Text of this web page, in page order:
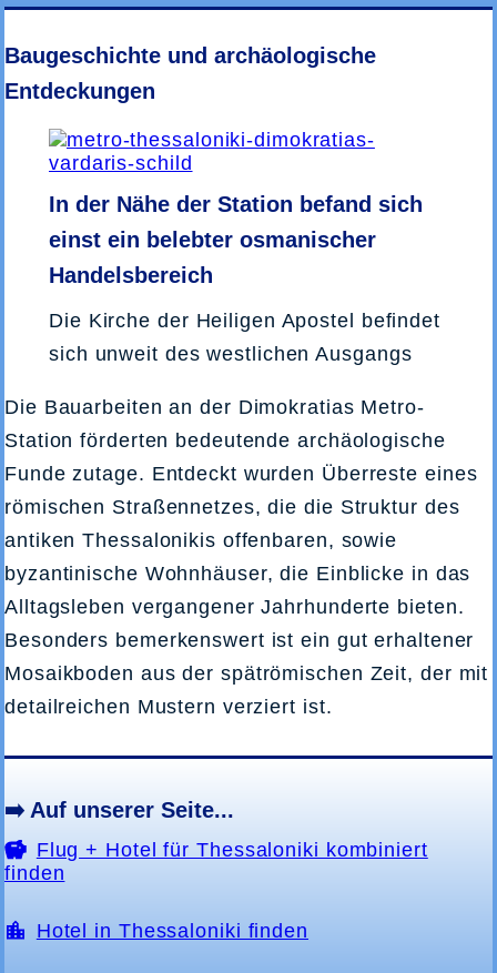
Baugeschichte und archäologische
Entdeckungen
In der Nähe der Station befand sich
einst ein belebter osmanischer
Handelsbereich
Die Kirche der Heiligen Apostel befindet
sich unweit des westlichen Ausgangs
Die Bauarbeiten an der Dimokratias Metro-
Station förderten bedeutende archäologische
Funde zutage. Entdeckt wurden Überreste eines
römischen Straßennetzes, die die Struktur des
antiken Thessalonikis offenbaren, sowie
byzantinische Wohnhäuser, die Einblicke in das
Alltagsleben vergangener Jahrhunderte bieten.
Besonders bemerkenswert ist ein gut erhaltener
Mosaikboden aus der spätrömischen Zeit, der mit
detailreichen Mustern verziert ist.
➡️ Auf unserer Seite...
Flug + Hotel für Thessaloniki kombiniert
finden
Hotel in Thessaloniki finden